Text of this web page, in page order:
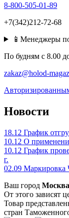
8-800-505-01-89
+7(342)212-72-68
📱Менеджеры
По будням c 8.00
zakaz@holod-
Новости
18.12 График
10.12 О
10.12 График
г.
02.09 Маркировка
Ваш город Москва
От этого зависят
Товар
стран